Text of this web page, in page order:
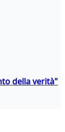
della verità"